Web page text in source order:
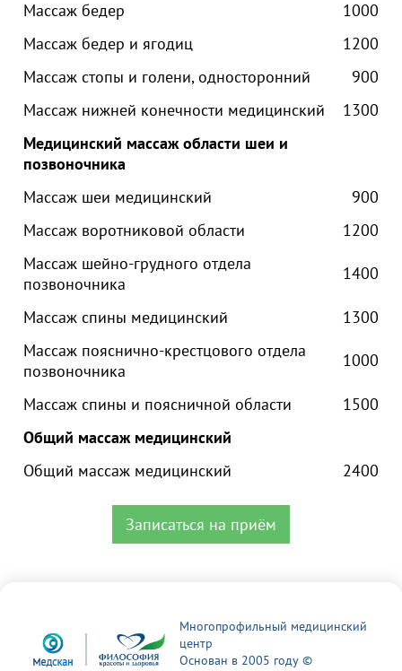
Массаж бедер
1000
Массаж бедер и ягодиц
1200
Массаж стопы и голени, односторонний
900
Массаж нижней конечности медицинский
1300
Медицинский массаж области шеи и
позвоночника
Массаж шеи медицинский
900
Массаж воротниковой области
1200
Массаж шейно-грудного отдела
позвоночника
1400
Массаж спины медицинский
1300
Массаж пояснично-крестцового отдела
позвоночника
1000
Массаж спины и поясничной области
1500
Общий массаж медицинский
Общий массаж медицинский
2400
Записаться на приём
Многопрофильный медицинский
центр
Основан в 2005 году ©